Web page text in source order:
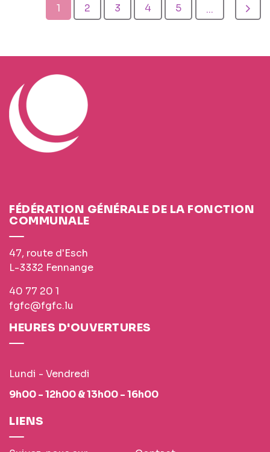
1 2 3 4 5 ...
FÉDÉRATION GÉNÉRALE DE LA FONCTION
COMMUNALE
47, route d'Esch
L-3332 Fennange
40 77 20 1
fgfc@fgfc.lu
HEURES D'OUVERTURES
Lundi - Vendredi
9h00 - 12h00 & 13h00 - 16h00
LIENS